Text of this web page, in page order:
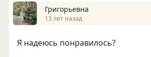
Григорьевна
13 лет назад
Я надеюсь понравилось?